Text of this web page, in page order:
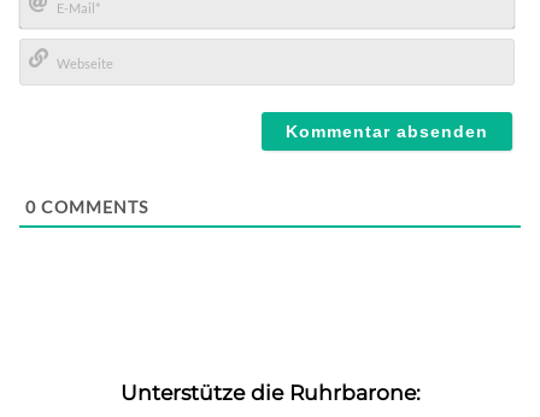
E-
Mail*
0 COMMENTS
Unterstütze die Ruhrbarone: